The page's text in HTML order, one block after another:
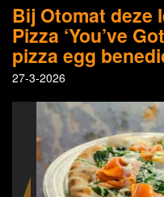
Bij Otomat deze
Pizza ‘You’ve
pizza egg
27-3-2026